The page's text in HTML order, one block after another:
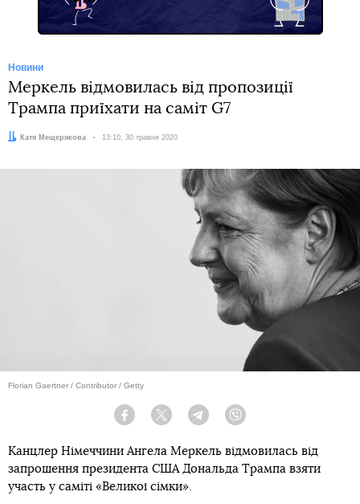
Новини
Меркель відмовилась від пропозиції
Трампа приїхати на саміт G7
Автор:Катя Мещерякова Дата:
13:10, 30 травня 2020
Florian Gaertner / Contributor / Getty
Facebook Twitter Telegram
Канцлер Німеччини Ангела Меркель відмовилась від
запрошення президента США Дональда Трампа взяти
участь у саміті «Великої сімки».